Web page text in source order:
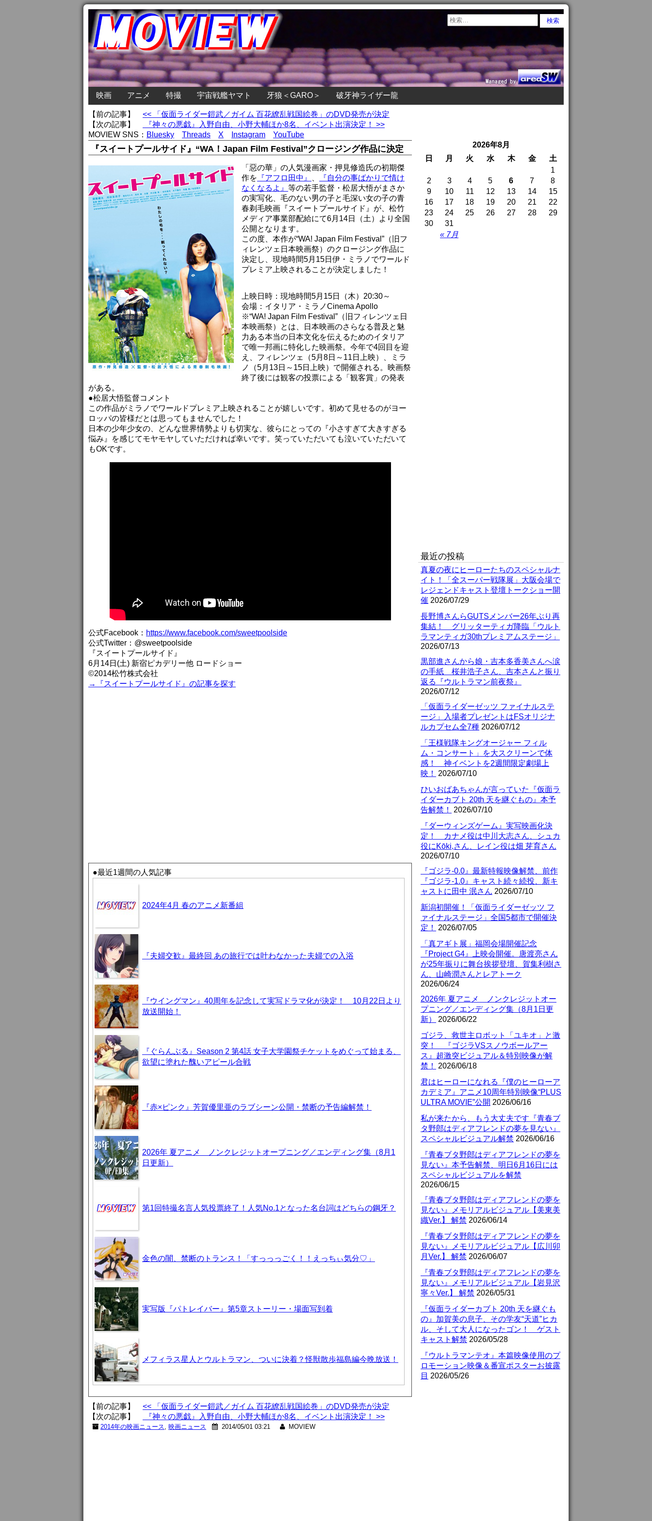
映画 アニメ 特撮 宇宙戦艦ヤマト 牙狼＜GARO＞ 破牙神ライザー龍
【前の記事】 << 「仮面ライダー鎧武／ガイム 百花繚乱戦国絵巻」のDVD発売が決定
【次の記事】
『神々の悪戯』入野自由、小野大輔ほか8名、イベント出演決定！ >>
MOVIEW SNS： Bluesky Threads X Instagram YouTube
『スイートプールサイド』“WA！Japan Film Festival”クロージング作品に決定
「惡の華」の人気漫画家・押見修造氏の初期傑
作を 『アフロ田中』
『自分の事ばかりで情け
なくなるよ』 等の若手監督・松居大悟がまさか
の実写化、毛のない男の子と毛深い女の子の青
春剃毛映画『スイートプールサイド』が、松竹
メディア事業部配給にて6月14日（土）より全国
公開となります。
この度、本作が“WA! Japan Film Festival”（旧フ
ィレンツェ日本映画祭）のクロージング作品に
決定し、現地時間5月15日伊・ミラノでワールド
プレミア上映されることが決定しました！
上映日時：現地時間5月15日（木）20:30～
会場：イタリア・ミラノCinema Apollo
※“WA! Japan Film Festival”（旧フィレンツェ日
本映画祭）とは、日本映画のさらなる普及と魅
力ある本当の日本文化を伝えるためのイタリア
で唯一邦画に特化した映画祭。今年で4回目を迎
え、フィレンツェ（5月8日～11日上映）、ミラ
ノ（5月13日～15日上映）で開催される。映画祭
終了後には観客の投票による「観客賞」の発表
がある。
●松居大悟監督コメント
この作品がミラノでワールドプレミア上映されることが嬉しいです。初めて見せるのがヨー
ロッパの皆様だとは思ってもませんでした！
日本の少年少女の、どんな世界情勢よりも切実な、彼らにとっての『小さすぎて大きすぎる
悩み』を感じてモヤモヤしていただければ幸いです。笑っていただいても泣いていただいて
もOKです。
公式Facebook： https://www.facebook.com/sweetpoolside
公式Twitter：@sweetpoolside
『スイートプールサイド』
6月14日(土) 新宿ピカデリー他 ロードショー
©2014松竹株式会社
→『スイートプールサイド』の記事を探す
●最近1週間の人気記事
2024年4月 春のアニメ新番組
『夫婦交歓』最終回 あの旅行では叶わなかった夫婦での入浴
『ウイングマン』40周年を記念して実写ドラマ化が決定！ 10月22日より
放送開始！
『ぐらんぶる』Season 2 第4話 女子大学園祭チケットをめぐって始まる、
欲望に塗れた醜いアピール合戦
『赤×ピンク』芳賀優里亜のラブシーン公開・禁断の予告編解禁！
2026年 夏アニメ ノンクレジットオープニング／エンディング集（8月1
日更新）
第1回特撮名言人気投票終了！人気No.1となった名台詞はどちらの鋼牙？
金色の闇、禁断のトランス！「すっっっごく！！えっちぃ気分♡」
実写版『パトレイバー』第5章ストーリー・場面写到着
メフィラス星人とウルトラマン、ついに決着？怪獣散歩福島編今晩放送！
【前の記事】 << 「仮面ライダー鎧武／ガイム 百花繚乱戦国絵巻」のDVD発売が決定
【次の記事】
『神々の悪戯』入野自由、小野大輔ほか8名、イベント出演決定！ >>
2014年の映画ニュース, 映画ニュース 2014/05/01 03:21 MOVIEW
2026年8月
日
月 火 水 木 金 土
« 7月
1
2
3 4 5 6 7
8
9
10 11 12 13 14
15
16
17 18 19 20 21
22
23
24 25 26 27 28
29
30
31
最近の投稿
真夏の夜にヒーローたちのスペシャルナ
イト！「全スーパー戦隊展」大阪会場で
レジェンドキャスト登壇トークショー開
催 2026/07/29
長野博さんらGUTSメンバー26年ぶり再
集結！ グリッターティガ降臨「ウルト
ラマンティガ30thプレミアムステージ」
2026/07/13
黒部進さんから娘・吉本多香美さんへ涙
の手紙 桜井浩子さん、吉本さんと振り
返る『ウルトラマン前夜祭』
2026/07/12
「仮面ライダーゼッツ ファイナルステ
ージ」入場者プレゼントはFSオリジナ
ルカプセム全7種 2026/07/12
「王様戦隊キングオージャー フィル
ム・コンサート」を大スクリーンで体
感！ 神イベントを2週間限定劇場上
映！
2026/07/10
ひいおばあちゃんが言っていた『仮面ラ
イダーカブト 20th 天を継ぐもの』本予
告解禁！
2026/07/10
『ダーウィンズゲーム』実写映画化決
定！ カナメ役は中川大志さん、シュカ
役にKōki,さん、レイン役は畑 芽育さん
2026/07/10
『ゴジラ-0.0』最新特報映像解禁、前作
『ゴジラ-1.0』キャスト続々続投、新キ
ャストに田中 泯さん 2026/07/10
新潟初開催！「仮面ライダーゼッツ フ
ァイナルステージ」全国5都市で開催決
定！
2026/07/05
「真アギト展」福岡会場開催記念
『Project G4』上映会開催。唐渡亮さん
が25年振りに舞台挨拶登壇、賀集利樹さ
ん、山崎潤さんとレアトーク
2026/06/24
2026年 夏アニメ ノンクレジットオー
プニング／エンディング集（8月1日更
新）
2026/06/22
ゴジラ、救世主ロボット「ユキオ」と激
突！ 『ゴジラVSスノウボールアー
ス』超激突ビジュアル＆特別映像が解
禁！
2026/06/18
君はヒーローになれる『僕のヒーローア
カデミア』アニメ10周年特別映像“PLUS
ULTRA MOVIE”公開 2026/06/16
私が来たから、もう大丈夫です『青春ブ
タ野郎はディアフレンドの夢を見ない』
スペシャルビジュアル解禁 2026/06/16
『青春ブタ野郎はディアフレンドの夢を
見ない』本予告解禁、明日6月16日には
スペシャルビジュアルを解禁
2026/06/15
『青春ブタ野郎はディアフレンドの夢を
見ない』メモリアルビジュアル【美東美
織Ver.】 解禁 2026/06/14
『青春ブタ野郎はディアフレンドの夢を
見ない』メモリアルビジュアル【広川卯
月Ver.】 解禁 2026/06/07
『青春ブタ野郎はディアフレンドの夢を
見ない』メモリアルビジュアル【岩見沢
寧々Ver.】 解禁 2026/05/31
『仮面ライダーカブト 20th 天を継ぐも
の』加賀美の息子、その学友“天道”ヒカ
ル、そして大人になったゴン！ ゲスト
キャスト解禁 2026/05/28
『ウルトラマンテオ』本篇映像使用のプ
ロモーション映像＆番宣ポスターお披露
目 2026/05/26